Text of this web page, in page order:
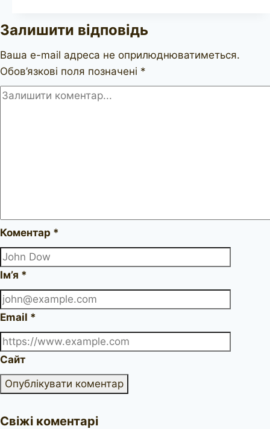
Залишити відповідь
Ваша e-mail адреса не оприлюднюватиметься.
Обов’язкові поля позначені *
Коментар *
Ім’я *
Email *
Сайт
Свіжі коментарі